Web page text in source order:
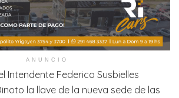
ANUNCIO
Intendente Federico Susbielles
la llave de la nueva sede de las